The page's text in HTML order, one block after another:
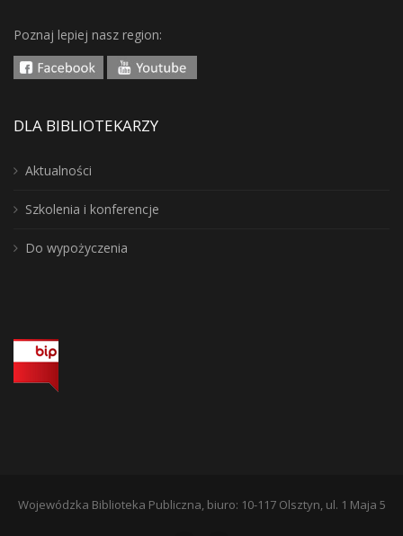
Poznaj lepiej nasz region:
DLA BIBLIOTEKARZY
Aktualności
Szkolenia i konferencje
Do wypożyczenia
Wojewódzka Biblioteka Publiczna, biuro: 10-117 Olsztyn, ul. 1 Maja 5